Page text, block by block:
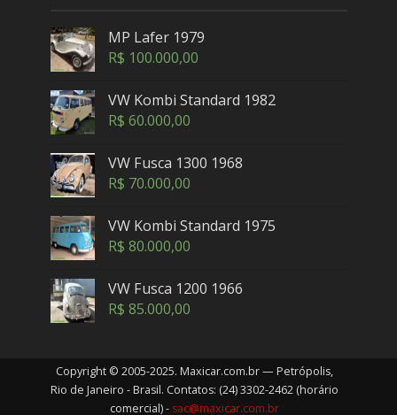
MP Lafer 1979
R$ 100.000,00
VW Kombi Standard 1982
R$ 60.000,00
VW Fusca 1300 1968
R$ 70.000,00
VW Kombi Standard 1975
R$ 80.000,00
VW Fusca 1200 1966
R$ 85.000,00
Copyright © 2005-2025. Maxicar.com.br — Petrópolis,
Rio de Janeiro - Brasil. Contatos: (24) 3302-2462 (horário
comercial) - sac@maxicar.com.br